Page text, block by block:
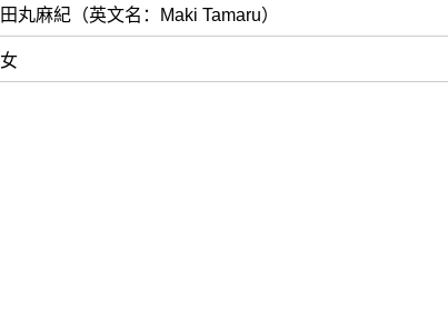
田丸麻紀（英文名：Maki Tamaru）
女